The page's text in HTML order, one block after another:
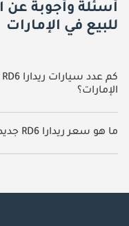
للبيع في الإمارات
الإمارات؟
1 سيارة ريدارا RD6 جديدة متوفرة للبيع في الإمارات.
ما هو سعر ريدارا RD6 جديدة في الإمارات؟
يبدأ سعر سيارة ريدارا RD6 جديدة في الإمارات